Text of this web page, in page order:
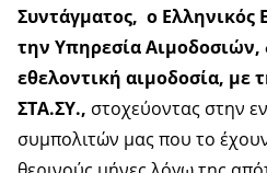
Συντάγματος, ο Ελληνικός
την Υπηρεσία Αιμοδοσιών,
εθελοντική αιμοδοσία, με
ΣΤΑ.ΣΥ., στοχεύοντας στην
συμπολιτών μας που το